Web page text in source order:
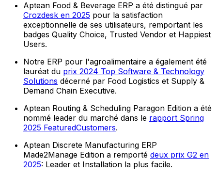
Aptean Food & Beverage ERP a été distingué par
Crozdesk en 2025 pour la satisfaction
exceptionnelle de ses utilisateurs, remportant les
badges Quality Choice, Trusted Vendor et Happiest
Users.
Notre ERP pour l'agroalimentaire a également été
lauréat du prix 2024 Top Software & Technology
Solutions décerné par Food Logistics et Supply &
Demand Chain Executive.
Aptean Routing & Scheduling Paragon Edition a été
nommé leader du marché dans le rapport Spring
2025 FeaturedCustomers.
Aptean Discrete Manufacturing ERP
Made2Manage Edition a remporté deux prix G2 en
2025: Leader et Installation la plus facile.